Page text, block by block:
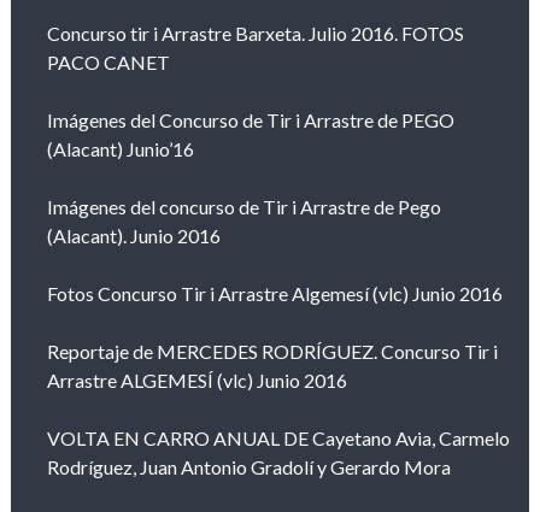
Concurso tir i Arrastre Barxeta. Julio 2016. FOTOS
PACO CANET
Imágenes del Concurso de Tir i Arrastre de PEGO
(Alacant) Junio’16
Imágenes del concurso de Tir i Arrastre de Pego
(Alacant). Junio 2016
Fotos Concurso Tir i Arrastre Algemesí (vlc) Junio 2016
Reportaje de MERCEDES RODRÍGUEZ. Concurso Tir i
Arrastre ALGEMESÍ (vlc) Junio 2016
VOLTA EN CARRO ANUAL DE Cayetano Avia, Carmelo
Rodríguez, Juan Antonio Gradolí y Gerardo Mora